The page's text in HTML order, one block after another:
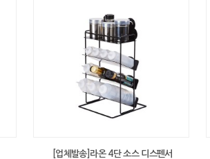
[업체발송]라온 4단 소스 디스펜서